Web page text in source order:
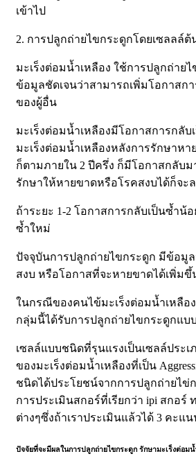
เข้าไป
2. การปลูกถ่ายไขกระดูกโดยเซลลล์
มะเร็งต่อมน้ำเหลือง ใช้การปลูกถ่าย
ข้อมูลชัดเจนว่าสามารถเพิ่มโอกาสก
ของผู้อื่น
มะเร็งต่อมน้ำเหลืองมีโอกาสการกลั
มะเร็งต่อมน้ำเหลืองหลังการรักษาห
ก็ตามภายใน 2 ปีครึ่ง ก็มีโอกาสกลับ
รักษาให้หายขาดหรือโรคสงบได้ก็จะ
ถ้าระยะ 1-2 โอกาสการกลับเป็นซ้ำน้
ซ้ำใหม่
ปัจจุบันการปลูกถ่ายไขกระดูก มีข้อมู
สงบ หรือโอกาสที่จะหายขาดได้เพิ่ม
ในกรณีของคนไข้มะเร็งต่อมน้ำเหลือ
กลุ่มนี้ได้รับการปลูกถ่ายไขกระดูกแบบ
เซลล์แบบชนิดที่รุนแรงเป็นเซลล์ประเ
ของมะเร็งต่อมน้ำเหลืองที่เป็น
ชนิดได้ประโยชน์จากการปลูกถ่ายไข่ก
การประเมินสกอร์ที่เรียกว่า ipi สกอ
ต่างๆซึ่งถ้าเราประเมินแล้วได้ 3 คะ
ปัจจัยที่จะมีผลในการปลูกถ่ายไขกระดูก รักษามะเร็งต่อมน้